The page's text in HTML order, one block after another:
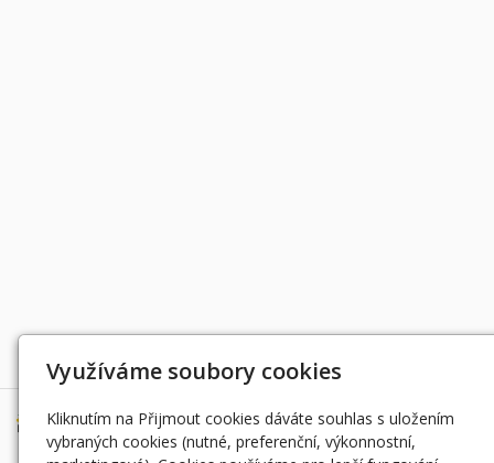
Děkujeme za podporu
Využíváme soubory cookies
Kliknutím na Přijmout cookies dáváte souhlas s uložením
vybraných cookies (nutné, preferenční, výkonnostní,